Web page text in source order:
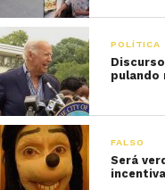
POLÍTICA
pulando
FALSO
Será